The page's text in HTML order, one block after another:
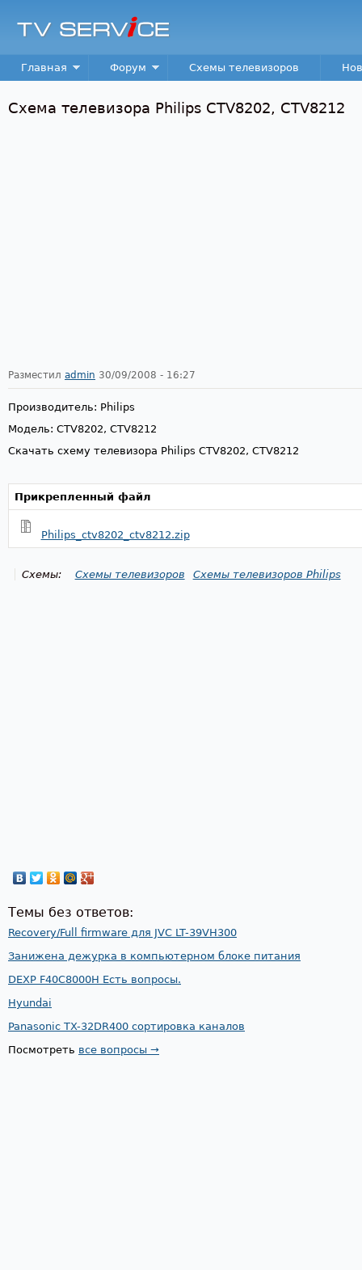
TV
Service
Main menu
Главная Форум Схемы телевизоров
Схема телевизора Philips CTV8202, CTV8212
Разместил admin 30/09/2008 - 16:27
Производитель: Philips
Модель: CTV8202, CTV8212
Скачать схему телевизора Philips CTV8202, CTV8212
Прикрепленный файл
Philips_ctv8202_ctv8212.zip
Схемы: Схемы телевизоров Схемы телевизоров Philips
Темы без ответов:
Recovery/Full firmware для JVC LT-39VH300
Занижена дежурка в компьютерном блоке питания
DEXP F40C8000H Есть вопросы.
Hyundai
Panasonic TX-32DR400 сортировка каналов
Посмотреть все вопросы →